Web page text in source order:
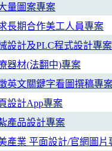
量圖案專案
長期合作美工人員專案
設計及PLC程式設計專案
器材(法翻中)專案
英文關鍵字看圖撰稿專
設計App專案
產品設計專案
產業 平面設計/官網圖片